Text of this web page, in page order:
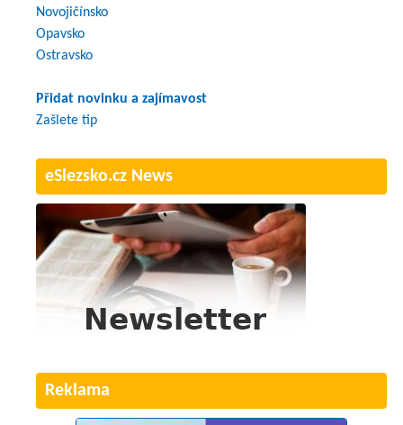
Novojičínsko
Opavsko
Ostravsko
Přidat novinku a zajímavost
Zašlete tip
eSlezsko.cz News
Reklama